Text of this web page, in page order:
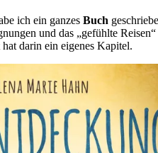
ich ein ganzes Buch
und das „gefühlte
darin ein eigenes Kapitel.